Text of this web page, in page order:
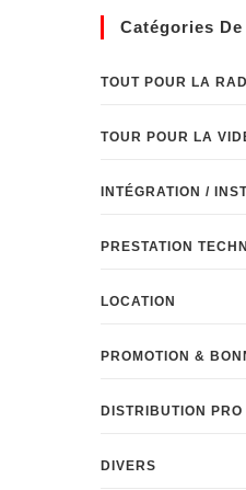
Catégories
TOUT POUR LA
TOUR POUR LA
INTÉGRATION /
PRESTATION
LOCATION
PROMOTION &
DISTRIBUTION PRO
DIVERS